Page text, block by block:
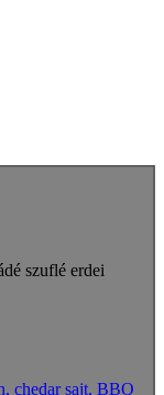
szuflé erdei
chedar sajt, BBQ